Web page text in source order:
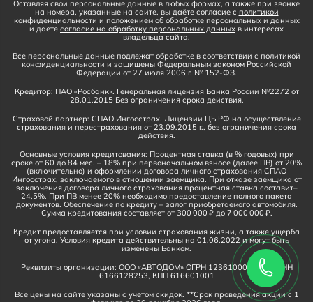
Оставляя свои персональные данные в любых формах, а также при звонке
на номера, указанные на сайте, вы даёте согласие с политикой
конфиденциальности и положением об обработке персональных и данных
и даете согласие на обработку персональных данных в интересах
владельца сайта.
Все персональные данные подлежат обработке в соответствии с политикой
конфиденциальности и защищены Федеральным законом Российской
Федерации от 27 июля 2006 г. № 152-ФЗ.
Кредитор: ПАО «Росбанк». Генеральная лицензия Банка России №2272 от
28.01.2015 Без ограничения срока действия.
Страховой партнер: СПАО Ингосстрах. Лицензии ЦБ РФ на осуществление
страхования и перестрахования от 23.09.2015 г., без ограничения срока
действия.
Основные условия кредитования: Процентная ставка (в % годовых) при
сроке от 60 до 84 мес. – 18% при первоначальном взносе (далее ПВ) от 20%
(включительно) и оформлении договора личного страхования СПАО
Ингосстрах, заключаемого в отношении заемщика. При отказе заемщика от
заключения договора личного страхования процентная ставка составит–
24,5%. При ПВ менее 20% необходимо предоставление полного пакета
документов. Обеспечение по кредиту – залог приобретаемого автомобиля.
Сумма кредитования составляет от 300 000 ₽ до 7 000 000 ₽.
Кредит предоставляется при условии страхования жизни, а также ущерба
от угона. Условия кредита действительны на 01.06.2022 и могут быть
изменены Банком.
Реквизиты организации: ООО «АВТОДОМ» ОГРН 1236100016910, ИНН
6166128253, КПП 616601001
Все цены на сайте указаны с учетом скидок. **Срок проведения акции с 1